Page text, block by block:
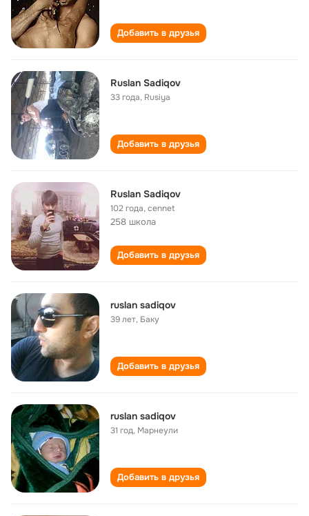
Добавить в друзья
Ruslan Sadiqov
33 года, Rusiya
Добавить в друзья
Ruslan Sadiqov
102 года,cennet
258 школа
Добавить в друзья
ruslan sadiqov
39 лет, Баку
Добавить в друзья
ruslan sadiqov
31 год, Марнеули
Добавить в друзья